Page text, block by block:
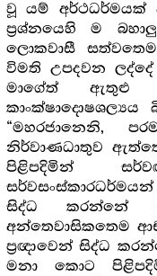
වූ යම්
ප්‍ර‍ශ්නයෙහි ම
ලොකවාසී
විමති උපදවන
මාගේත්
කාංක්ෂාදොෂශල්‍යය
“මහරජානෙනි,
නිර්වාණධාතුව
පිළිපදිමින්
සිද්ධ කරන්නේ
අන්තෙවාසිකතෙම
ප්‍ර‍ඥාවෙන් සිද්ධ
මනා කොට